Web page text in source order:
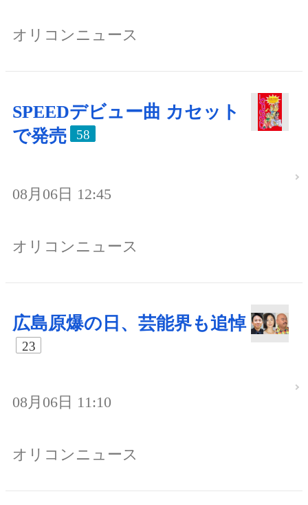
オリコンニュース
SPEEDデビュー曲 カセット
で発売
58
08月06日 12:45
オリコンニュース
広島原爆の日、芸能界も追悼
23
08月06日 11:10
オリコンニュース